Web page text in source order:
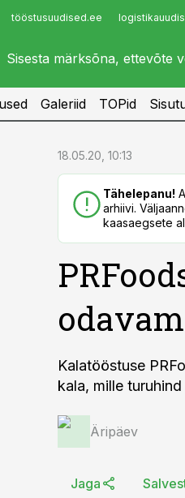
tööstusuudised.ee
Galeriid TOPid
18.05.20, 10:13
Tähelepanu!
arhiivi.
kaasaegsete
Kalatööstuse
kala, mille
Äripäev
Jaga